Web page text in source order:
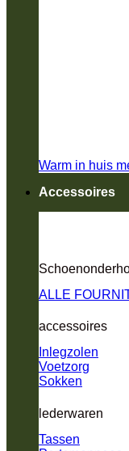
Warm in huis
Accessoires
ALLE
accessoires
Inlegzolen
Voetzorg
Sokken
lederwaren
Tassen